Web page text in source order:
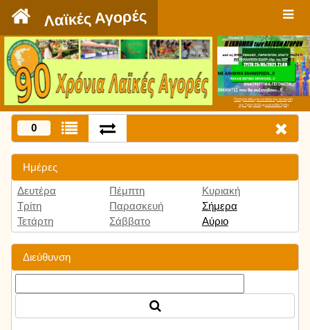
Λαϊκές Αγορές
Πατήστε εδώ για να δείτε την εκπομπή
την Τρίτη 9:00 μμ και κάθε Τρίτη
0
Ημέρες
Δευτέρα
Τρίτη
Τετάρτη
Πέμπτη
Παρασκευή
Σάββατο
Κυριακή
Σήμερα
Αύριο
Διεύθυνση